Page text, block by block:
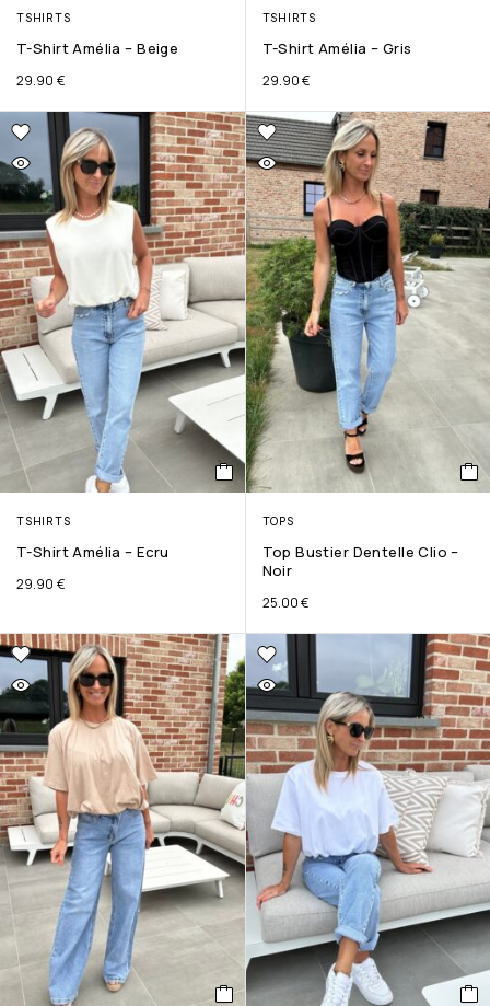
TSHIRTS
T-Shirt Amélia – Beige
29.90 €
TSHIRTS
T-Shirt Amélia – Gris
29.90€
TSHIRTS
T-Shirt Amélia – Ecru
29.90 €
TOPS
Top Bustier Dentelle Clio –
Noir
25.00€